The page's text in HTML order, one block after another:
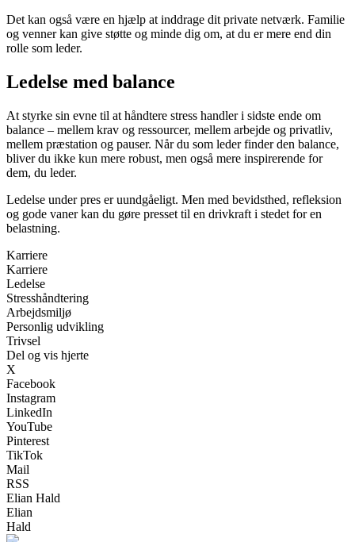
Det kan også være en hjælp at inddrage dit private netværk. Familie
og venner kan give støtte og minde dig om, at du er mere end din
rolle som leder.
Ledelse med balance
At styrke sin evne til at håndtere stress handler i sidste ende om
balance – mellem krav og ressourcer, mellem arbejde og privatliv,
mellem præstation og pauser. Når du som leder finder den balance,
bliver du ikke kun mere robust, men også mere inspirerende for
dem, du leder.
Ledelse under pres er uundgåeligt. Men med bevidsthed, refleksion
og gode vaner kan du gøre presset til en drivkraft i stedet for en
belastning.
Karriere
Karriere
Ledelse
Stresshåndtering
Arbejdsmiljø
Personlig udvikling
Trivsel
Del og vis hjerte
X
Facebook
Instagram
LinkedIn
YouTube
Pinterest
TikTok
Mail
RSS
Elian Hald
Elian
Hald